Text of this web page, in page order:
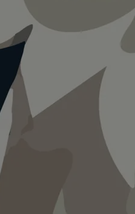
für
vor Ort, Wasser vor Ort.
mit Hund.
°C